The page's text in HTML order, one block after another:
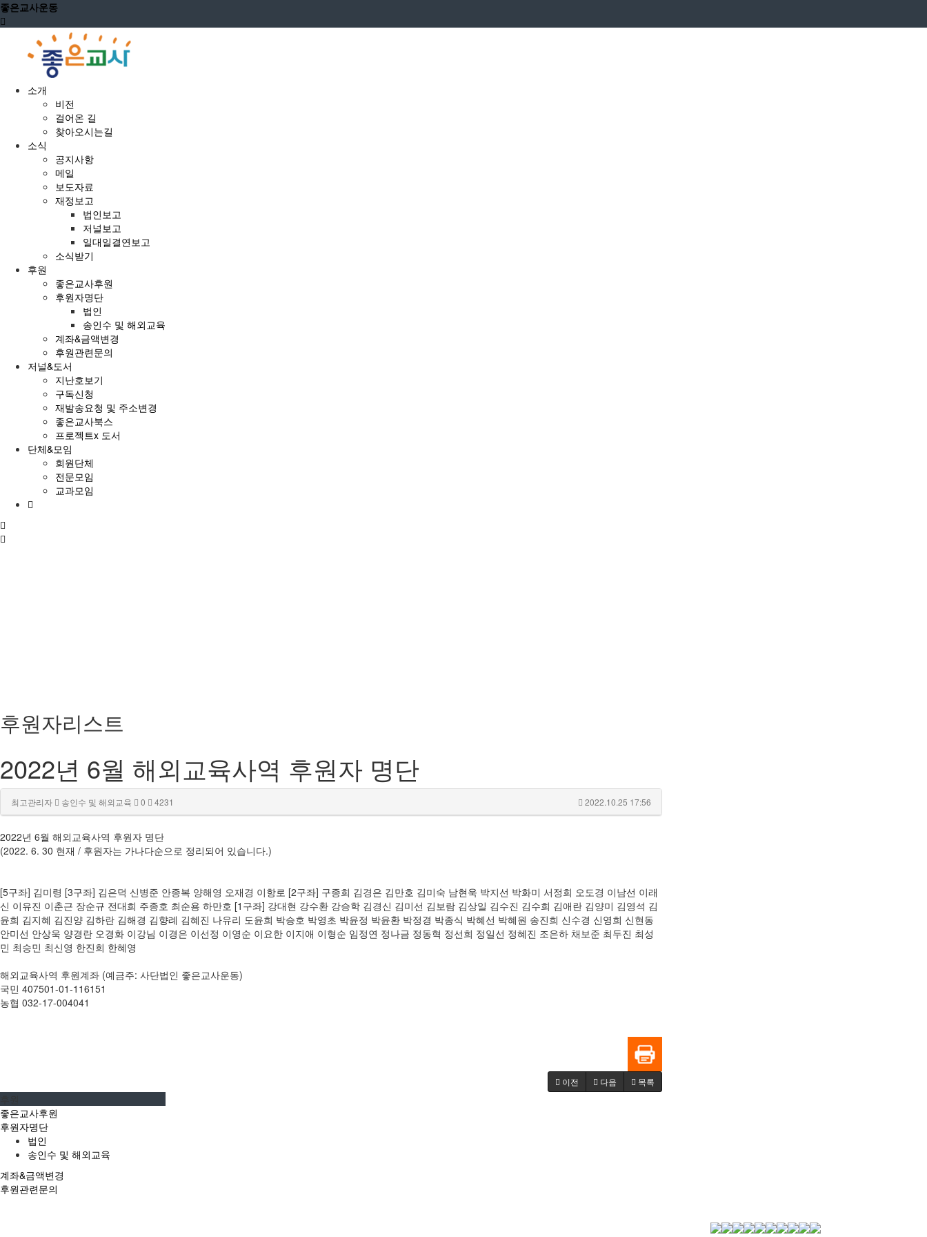
좋은교사운동
소개
비전
걸어온 길
찾아오시는길
소식
공지사항
메일
보도자료
재정보고
법인보고
저널보고
일대일결연보고
소식받기
후원
좋은교사후원
후원자명단
법인
송인수 및 해외교육
계좌&금액변경
후원관련문의
저널&도서
지난호보기
구독신청
재발송요청 및 주소변경
좋은교사북스
프로젝트x 도서
단체&모임
회원단체
전문모임
교과모임
후원자리스트
2022년 6월 해외교육사역 후원자 명단
최고관리자 송인수 및 해외교육 0 4231 2022.10.25 17:56
2022년 6월 해외교육사역 후원자 명단
(2022. 6. 30 현재 / 후원자는 가나다순으로 정리되어 있습니다.)
[5구좌] 김미령 [3구좌] 김은덕 신병준 안종복 양해영 오재경 이항로 [2구좌] 구종희 김경은 김만호 김미숙 남현욱 박지선 박화미 서정희 오도경 이남선 이래
신 이유진 이춘근 장순규 전대희 주종호 최순용 하만호 [1구좌] 강대현 강수환 강승학 김경신 김미선 김보람 김상일 김수진 김수희 김애란 김양미 김영석 김
윤희 김지혜 김진양 김하란 김해경 김향례 김혜진 나유리 도윤희 박승호 박영초 박윤정 박윤환 박정경 박종식 박혜선 박혜원 송진희 신수경 신영희 신현동
안미선 안상욱 양경란 오경화 이강님 이경은 이선정 이영순 이요한 이지애 이형순 임정연 정나금 정동혁 정선희 정일선 정혜진 조은하 채보준 최두진 최성
민 최승민 최신영 한진희 한혜영
해외교육사역 후원계좌 (예금주: 사단법인 좋은교사운동)
국민 407501-01-116151
농협 032-17-004041
이전 다음 목록
좋은교사후원
후원자명단
법인
송인수 및 해외교육
계좌&금액변경
후원관련문의